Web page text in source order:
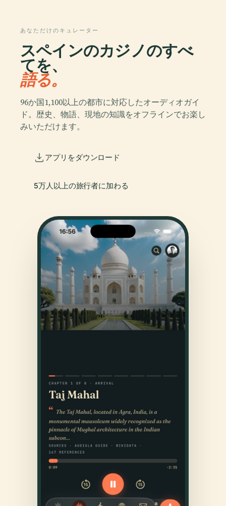
あなただけのキュレーター
スペインのカジノのすべ
てを、
語る。
96か国1,100以上の都市に対応したオーディオガイ
ド。歴史、物語、現地の知識をオフラインでお楽し
みいただけます。
アプリをダウンロード
5万人以上の旅行者に加わる